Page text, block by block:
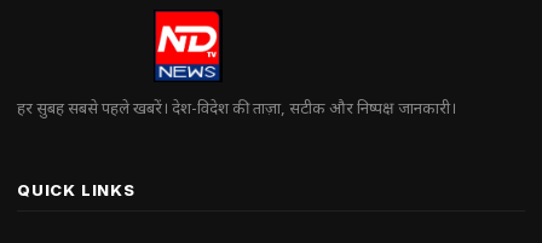
हर सुबह सबसे पहले खबरें। देश-विदेश की ताज़ा, सटीक और निष्पक्ष जानकारी।
QUICK LINKS